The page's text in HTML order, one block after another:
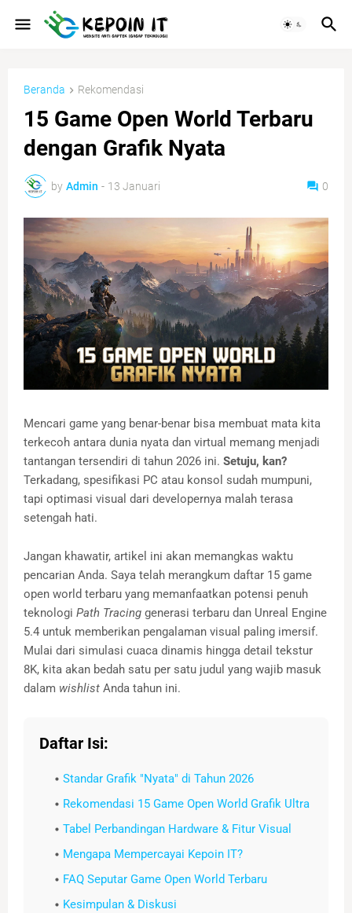
Beranda Rekomendasi
15 Game Open World Terbaru
dengan Grafik Nyata
by Admin - 13 Januari 0
Mencari game yang benar-benar bisa membuat mata kita
terkecoh antara dunia nyata dan virtual memang menjadi
tantangan tersendiri di tahun 2026 ini. Setuju, kan?
Terkadang, spesifikasi PC atau konsol sudah mumpuni,
tapi optimasi visual dari developernya malah terasa
setengah hati.
Jangan khawatir, artikel ini akan memangkas waktu
pencarian Anda. Saya telah merangkum daftar 15 game
open world terbaru yang memanfaatkan potensi penuh
teknologi Path Tracing generasi terbaru dan Unreal Engine
5.4 untuk memberikan pengalaman visual paling imersif.
Mulai dari simulasi cuaca dinamis hingga detail tekstur
8K, kita akan bedah satu per satu judul yang wajib masuk
dalam wishlist Anda tahun ini.
Daftar Isi:
Standar Grafik "Nyata" di Tahun 2026
Rekomendasi 15 Game Open World Grafik Ultra
Tabel Perbandingan Hardware & Fitur Visual
Mengapa Mempercayai Kepoin IT?
FAQ Seputar Game Open World Terbaru
Kesimpulan & Diskusi